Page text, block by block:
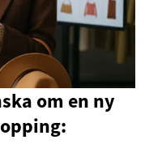
om en ny